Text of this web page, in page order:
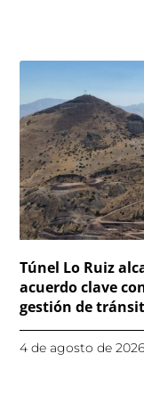
Túnel Lo Ruiz
acuerdo clave
gestión de
4 de agosto de 2026